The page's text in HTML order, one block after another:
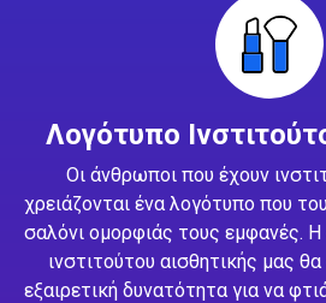
Λογότυπο
Οι άνθρωποι που έχουν
χρειάζονται ένα λογότυπο που
σαλόνι ομορφιάς τους εμφανές.
ινστιτούτου αισθητικής μας
εξαιρετική δυνατότητα για να